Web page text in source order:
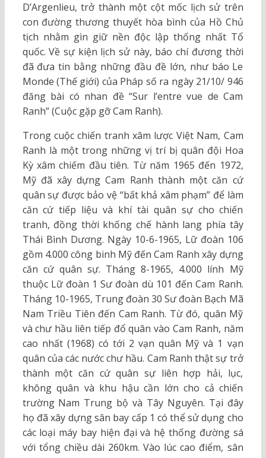
D’Argenlieu, trở thành một cột mốc lịch sử trên
con đường thương thuyết hòa bình của Hồ Chủ
tịch nhằm gìn giữ nền độc lập thống nhất Tổ
quốc. Về sự kiện lịch sử này, báo chí đương thời
đã đưa tin bằng những đầu đề lớn, như báo Le
Monde (Thế giới) của Pháp số ra ngày 21/10/ 946
đăng bài có nhan đề “Sur l’entre vue de Cam
Ranh” (Cuộc gặp gỡ Cam Ranh).
Trong cuộc chiến tranh xâm lược Việt Nam, Cam
Ranh là một trong những vị trí bị quân đội Hoa
Kỳ xâm chiếm đầu tiên. Từ năm 1965 đến 1972,
Mỹ đã xây dựng Cam Ranh thành một căn cứ
quân sự được bảo vệ “bất khả xâm phạm” để làm
căn cứ tiếp liệu và khí tài quân sự cho chiến
tranh, đồng thời khống chế hành lang phía tây
Thái Bình Dương. Ngày 10-6-1965, Lữ đoàn 106
gồm 4.000 công binh Mỹ đến Cam Ranh xây dựng
căn cứ quân sự. Tháng 8-1965, 4.000 lính Mỹ
thuộc Lữ đoàn 1 Sư đoàn dù 101 đến Cam Ranh.
Tháng 10-1965, Trung đoàn 30 Sư đoàn Bạch Mã
Nam Triều Tiên đến Cam Ranh. Từ đó, quân Mỹ
và chư hầu liên tiếp đổ quân vào Cam Ranh, năm
cao nhất (1968) có tới 2 vạn quân Mỹ và 1 vạn
quân của các nước chư hầu. Cam Ranh thật sự trở
thành một căn cứ quân sự liên hợp hải, lục,
không quân và khu hậu cần lớn cho cả chiến
trường Nam Trung bộ và Tây Nguyên. Tại đây
họ đã xây dựng sân bay cấp 1 có thể sử dụng cho
các loại máy bay hiện đại và hệ thống đường sá
với tổng chiều dài 260km. Vào lúc cao điểm, sân